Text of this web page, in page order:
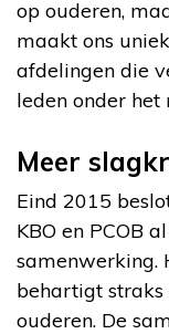
op ouderen,
maakt ons
afdelingen die
leden onder het
Meer
Eind 2015
KBO en PCOB
samenwerking.
behartigt straks
ouderen. De